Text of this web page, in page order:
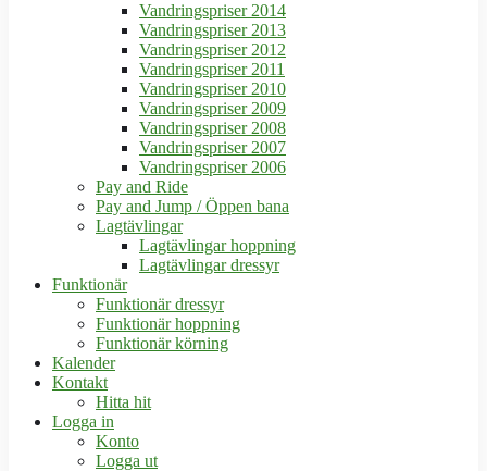
Vandringspriser 2014
Vandringspriser 2013
Vandringspriser 2012
Vandringspriser 2011
Vandringspriser 2010
Vandringspriser 2009
Vandringspriser 2008
Vandringspriser 2007
Vandringspriser 2006
Pay and Ride
Pay and Jump / Öppen bana
Lagtävlingar
Lagtävlingar hoppning
Lagtävlingar dressyr
Funktionär
Funktionär dressyr
Funktionär hoppning
Funktionär körning
Kalender
Kontakt
Hitta hit
Logga in
Konto
Logga ut